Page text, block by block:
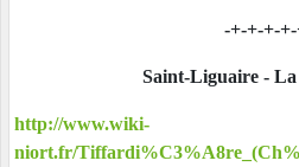
-+-+-+-
Saint-Liguaire -
http://www.wiki-
niort.fr/